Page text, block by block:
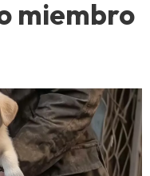
miembro